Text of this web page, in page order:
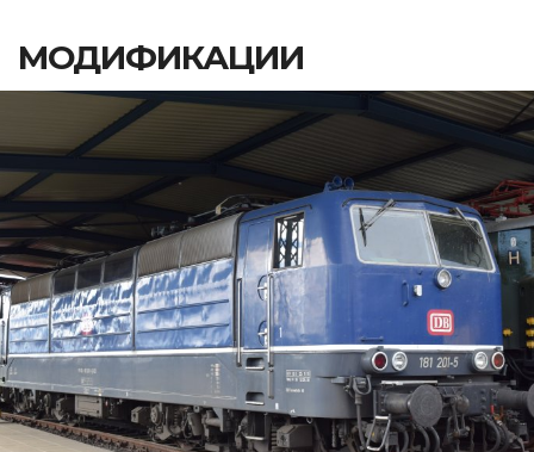
МОДИФИКАЦИИ